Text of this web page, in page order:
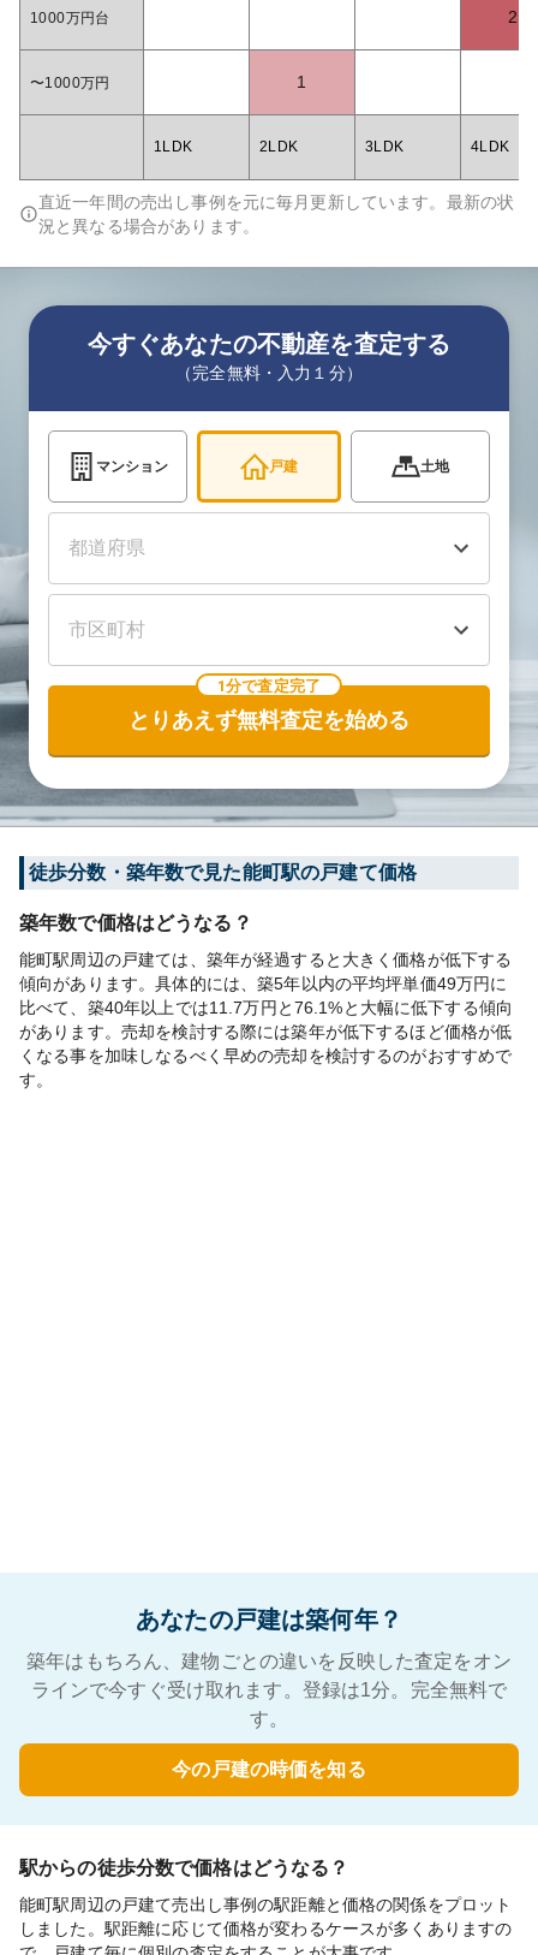
1000万円台 2
〜1000万円 1
1LDK 2LDK 3LDK 4LDK
直近一年間の売出し事例を元に毎月更新しています。最新の状
況と異なる場合があります。
今すぐあなたの不動産を査定する
（完全無料・入力１分）
マンション 戸建 土地
1分で査定完了
とりあえず無料査定を始める
徒歩分数・築年数で見た能町駅の戸建て価格
築年数で価格はどうなる？
能町駅周辺の戸建ては、築年が経過すると大きく価格が低下する
傾向があります。具体的には、築5年以内の平均坪単価49万円に
比べて、築40年以上では11.7万円と76.1%と大幅に低下する傾向
があります。売却を検討する際には築年が低下するほど価格が低
くなる事を加味しなるべく早めの売却を検討するのがおすすめで
す。
あなたの戸建は築何年？
築年はもちろん、建物ごとの違いを反映した査定をオン
ラインで今すぐ受け取れます。登録は1分。完全無料で
す。
今の戸建の時価を知る
駅からの徒歩分数で価格はどうなる？
能町駅周辺の戸建て売出し事例の駅距離と価格の関係をプロット
しました。駅距離に応じて価格が変わるケースが多くありますの